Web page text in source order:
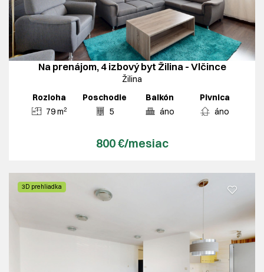
Na prenájom, 4 izbový byt Žilina - Vlčince
Žilina
Rozloha
79 m2
Poschodie
5
Balkón
áno
Pivnica
áno
800 €/mesiac
3D prehliadka